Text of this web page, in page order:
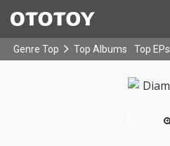
Genre Top Top Albums Top EPs